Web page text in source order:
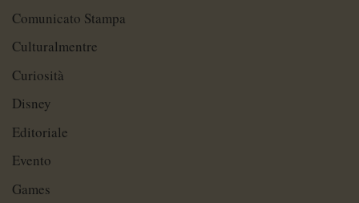
Comunicato Stampa
Culturalmentre
Curiosità
Disney
Editoriale
Evento
Games